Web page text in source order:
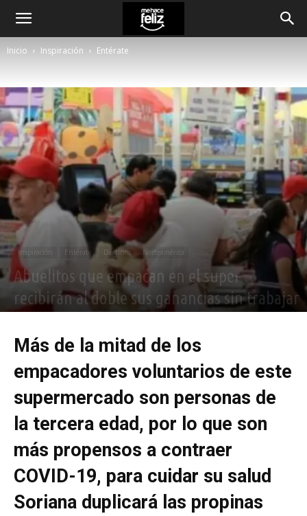
Inicio Inspiración Entérate
Inspiración Entérate Destinos Norteamérica
Abuelitos que empacan en el super
recibirán al doble sus ganancias sin trabajar
Más de la mitad de los
empacadores voluntarios de este
supermercado son personas de
la tercera edad, por lo que son
más propensos a contraer
COVID-19, para cuidar su salud
Soriana duplicará las propinas